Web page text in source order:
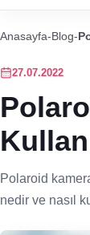
Anasayfa-Blog-
27.07.2022
Polaroid
nedir ve nasıl